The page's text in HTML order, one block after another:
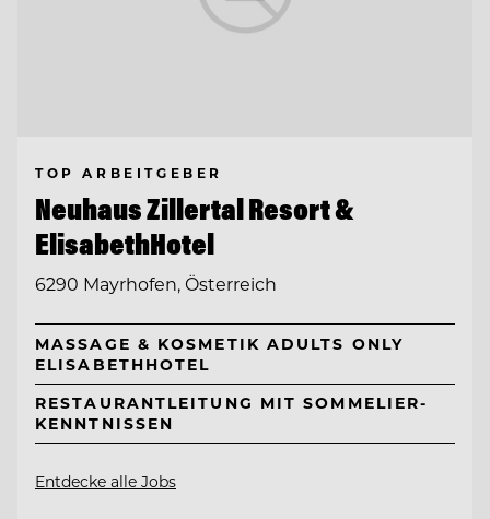
TOP ARBEITGEBER
Neuhaus Zillertal Resort &
ElisabethHotel
6290 Mayrhofen, Österreich
MASSAGE & KOSMETIK ADULTS ONLY
ELISABETHHOTEL
RESTAURANTLEITUNG MIT SOMMELIER-
KENNTNISSEN
Entdecke alle Jobs